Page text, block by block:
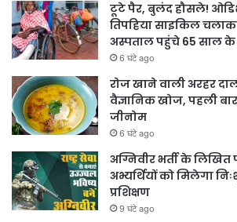
टूटे पैर, बुलंद हौसले!
तिपहिया साइकिल
अस्पताल पहुंचे 65 साल के
6 घंटे ago
रोज खाने वाली अरहर
वैज्ञानिक खोज, पहली
जीनोम
6 घंटे ago
अग्निवीर भर्ती के लिखित
अभ्यर्थियों को मिलेगा
प्रशिक्षण
9 घंटे ago